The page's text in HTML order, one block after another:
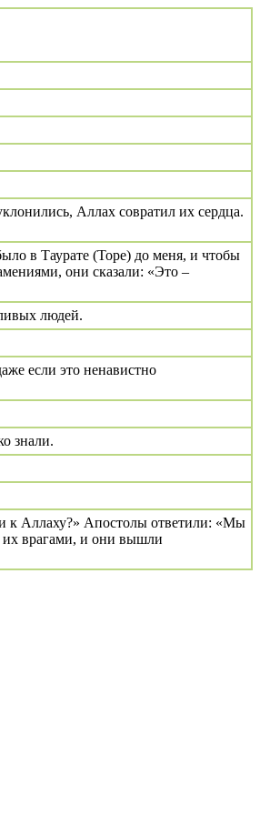
Аллах совратил их сердца.
в Таурате (Торе) до меня, и чтобы
они сказали: «Это –
людей.
если это ненавистно
знали.
к Аллаху?» Апостолы ответили: «Мы
их врагами, и они вышли